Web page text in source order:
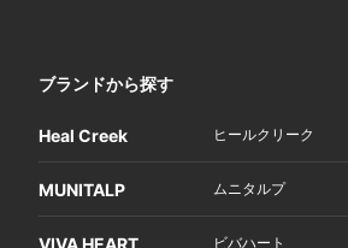
ブランドから探す
Heal Creek ヒールクリーク
MUNITALP ムニタルプ
VIVA HEART ビバハート